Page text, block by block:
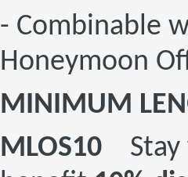
- Combinable
Honeymoon
MINIMUM
MLOS10
Stay